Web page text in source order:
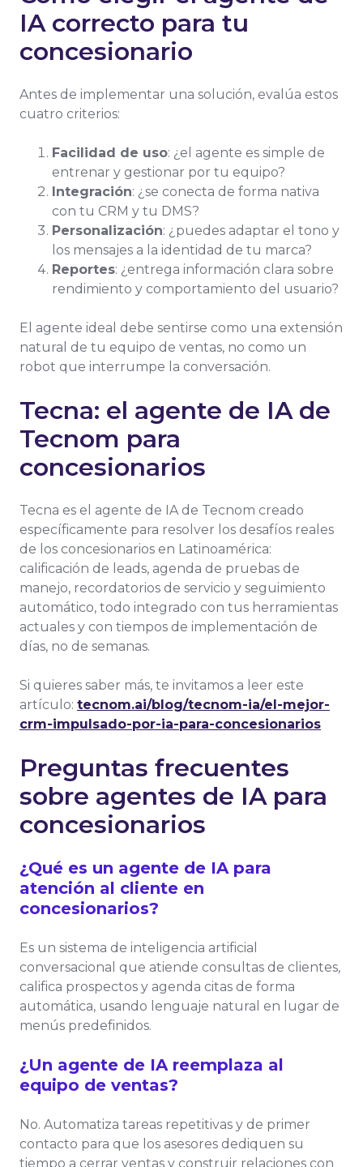
IA correcto para tu
concesionario
Antes de implementar una solución, evalúa estos
cuatro criterios:
Facilidad de uso: ¿el agente es simple de
entrenar y gestionar por tu equipo?
Integración: ¿se conecta de forma nativa
con tu CRM y tu DMS?
Personalización: ¿puedes adaptar el tono y
los mensajes a la identidad de tu marca?
Reportes: ¿entrega información clara sobre
rendimiento y comportamiento del usuario?
El agente ideal debe sentirse como una extensión
natural de tu equipo de ventas, no como un
robot que interrumpe la conversación.
Tecna: el agente de IA de
Tecnom para
concesionarios
Tecna es el agente de IA de Tecnom creado
específicamente para resolver los desafíos reales
de los concesionarios en Latinoamérica:
calificación de leads, agenda de pruebas de
manejo, recordatorios de servicio y seguimiento
automático, todo integrado con tus herramientas
actuales y con tiempos de implementación de
días, no de semanas.
Si quieres saber más, te invitamos a leer este
artículo: tecnom.ai/blog/tecnom-ia/el-mejor-
crm-impulsado-por-ia-para-concesionarios
Preguntas frecuentes
sobre agentes de IA para
concesionarios
¿Qué es un agente de IA para
atención al cliente en
concesionarios?
Es un sistema de inteligencia artificial
conversacional que atiende consultas de clientes,
califica prospectos y agenda citas de forma
automática, usando lenguaje natural en lugar de
menús predefinidos.
¿Un agente de IA reemplaza al
equipo de ventas?
No. Automatiza tareas repetitivas y de primer
contacto para que los asesores dediquen su
tiempo a cerrar ventas y construir relaciones con